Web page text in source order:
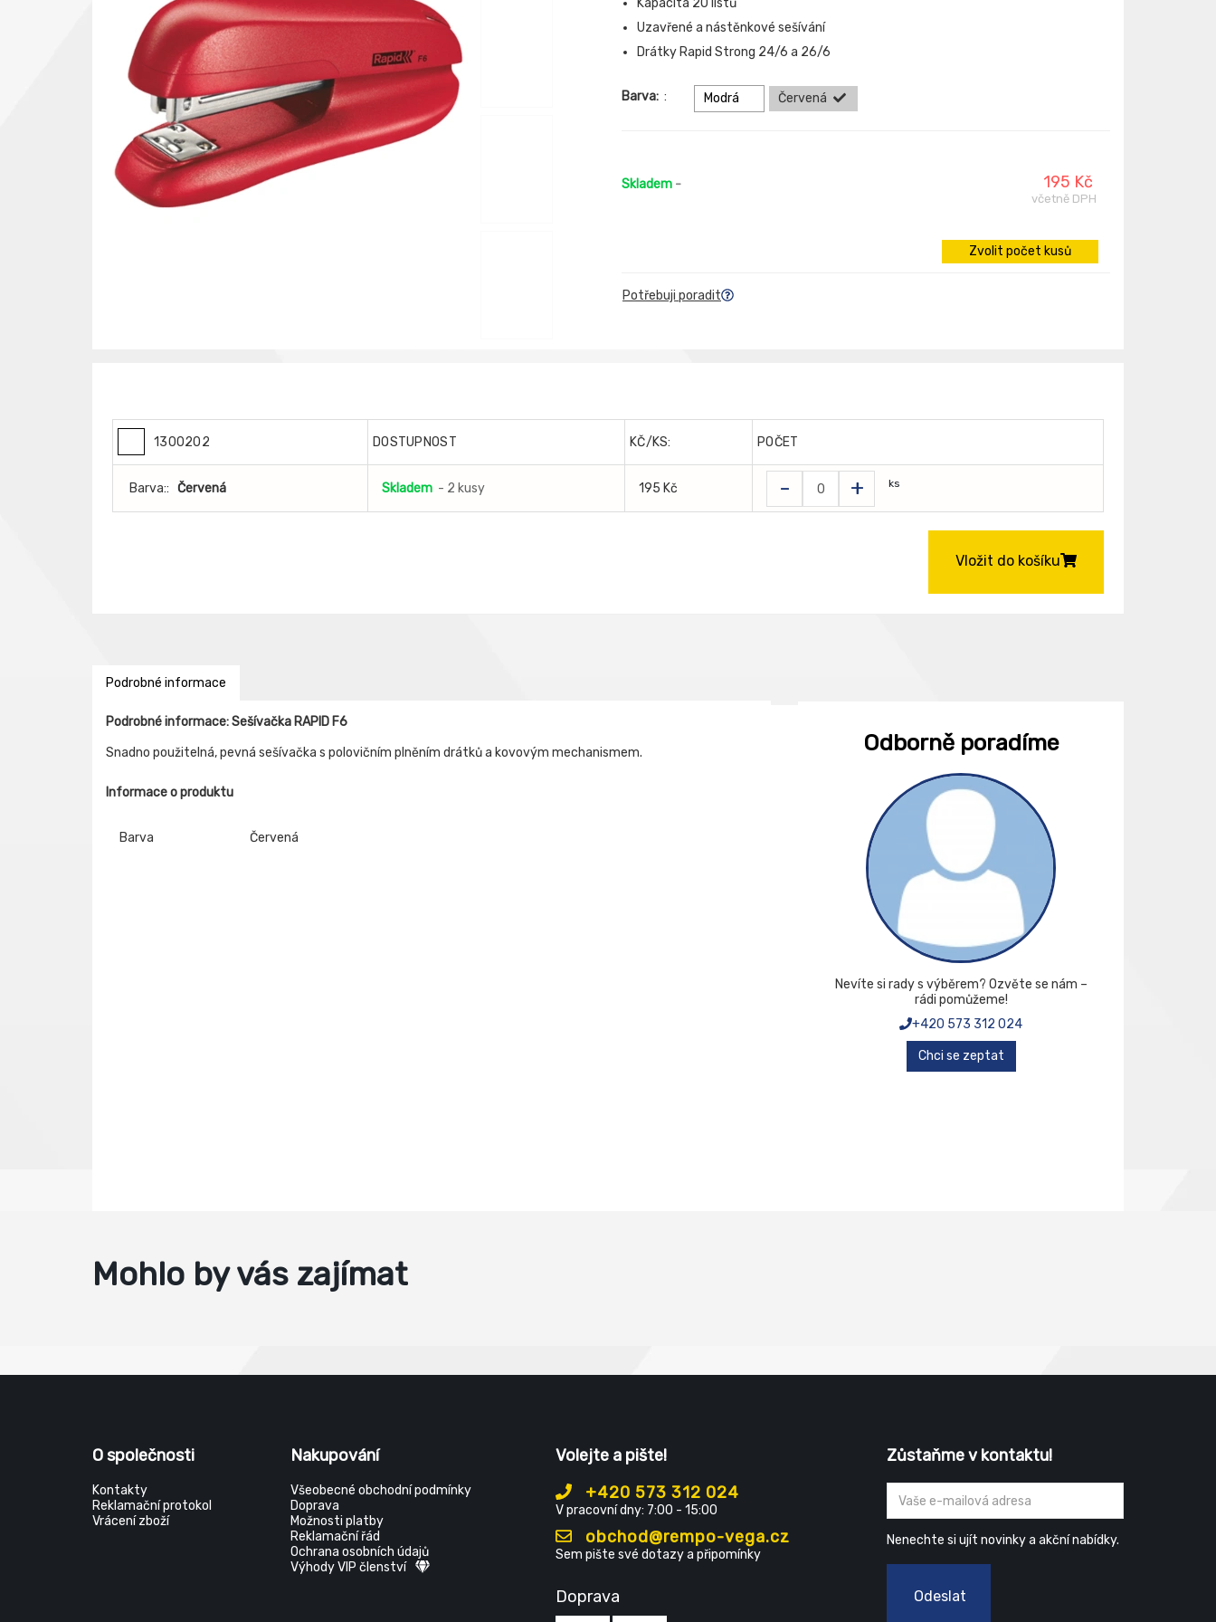
Kapacita 20 listů
Uzavřené a nástěnkové sešívání
Drátky Rapid Strong 24/6 a 26/6
Barva: : Modrá Červená
Skladem - 195 Kč
včetně DPH
Zvolit počet kusů
Potřebuji poradit
1300202 DOSTUPNOST KČ/KS: POČET
Barva:: Červená Skladem - 2 kusy 195 Kč - + ks
Vložit do košíku
Podrobné informace
Podrobné informace: Sešívačka RAPID F6
Snadno použitelná, pevná sešívačka s polovičním plněním drátků a kovovým mechanismem.
Informace o produktu
Barva Červená
Odborně poradíme
Nevíte si rady s výběrem? Ozvěte se nám –
rádi pomůžeme!
+420 573 312 024
Chci se zeptat
Mohlo by vás zajímat
O společnosti
Kontakty
Reklamační protokol
Vrácení zboží
Nakupování
Všeobecné obchodní podmínky
Doprava
Možnosti platby
Reklamační řád
Ochrana osobních údajů
Výhody VIP členství
Volejte a pište!
+420 573 312 024
V pracovní dny: 7:00 - 15:00
obchod@rempo-vega.cz
Sem pište své dotazy a připomínky
Doprava
Zůstaňme v kontaktu!
Nenechte si ujít novinky a akční nabídky.
Odeslat